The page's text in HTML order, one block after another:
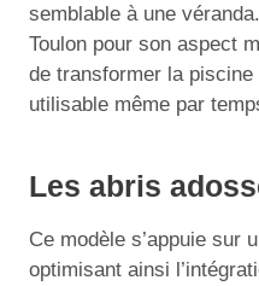
semblable à une
Toulon pour son aspect
de transformer la
utilisable même par
Les abris
Ce modèle s’appuie sur
optimisant ainsi